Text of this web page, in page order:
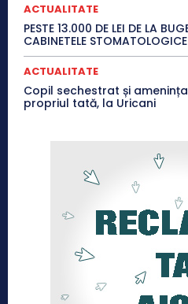
ACTUALITATE
PESTE 13.000 DE LEI DE LA
CABINETELE
ACTUALITATE
Copil sechestrat și
propriul tată, la Uricani